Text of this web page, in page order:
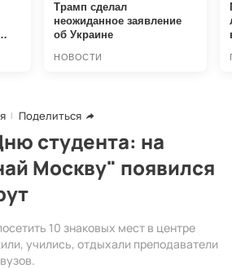
Поделиться
студента: на
Москву" появился
10 знаковых мест в центре
учились, отдыхали преподаватели